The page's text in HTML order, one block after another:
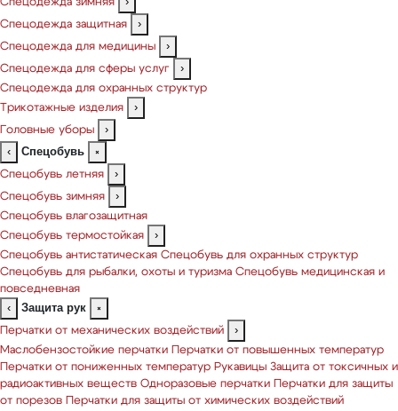
Спецодежда зимняя
›
Спецодежда защитная
›
Спецодежда для медицины
›
Спецодежда для сферы услуг
›
Спецодежда для охранных структур
Трикотажные изделия
›
Головные уборы
›
‹
Спецобувь
×
Спецобувь летняя
›
Спецобувь зимняя
›
Спецобувь влагозащитная
Спецобувь термостойкая
›
Спецобувь антистатическая Спецобувь для охранных структур
Спецобувь для рыбалки, охоты и туризма Спецобувь медицинская и
повседневная
‹
Защита рук
×
Перчатки от механических воздействий
›
Маслобензостойкие перчатки
Перчатки от повышенных температур
Перчатки от пониженных температур Рукавицы Защита от токсичных и
радиоактивных веществ Одноразовые перчатки
Перчатки для защиты
от порезов
Перчатки для защиты от химических воздействий